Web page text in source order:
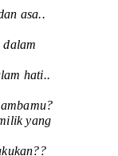
asa..
dalam
hati..
yang